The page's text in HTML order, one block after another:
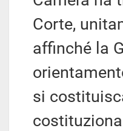
Corte,
affinché la
si